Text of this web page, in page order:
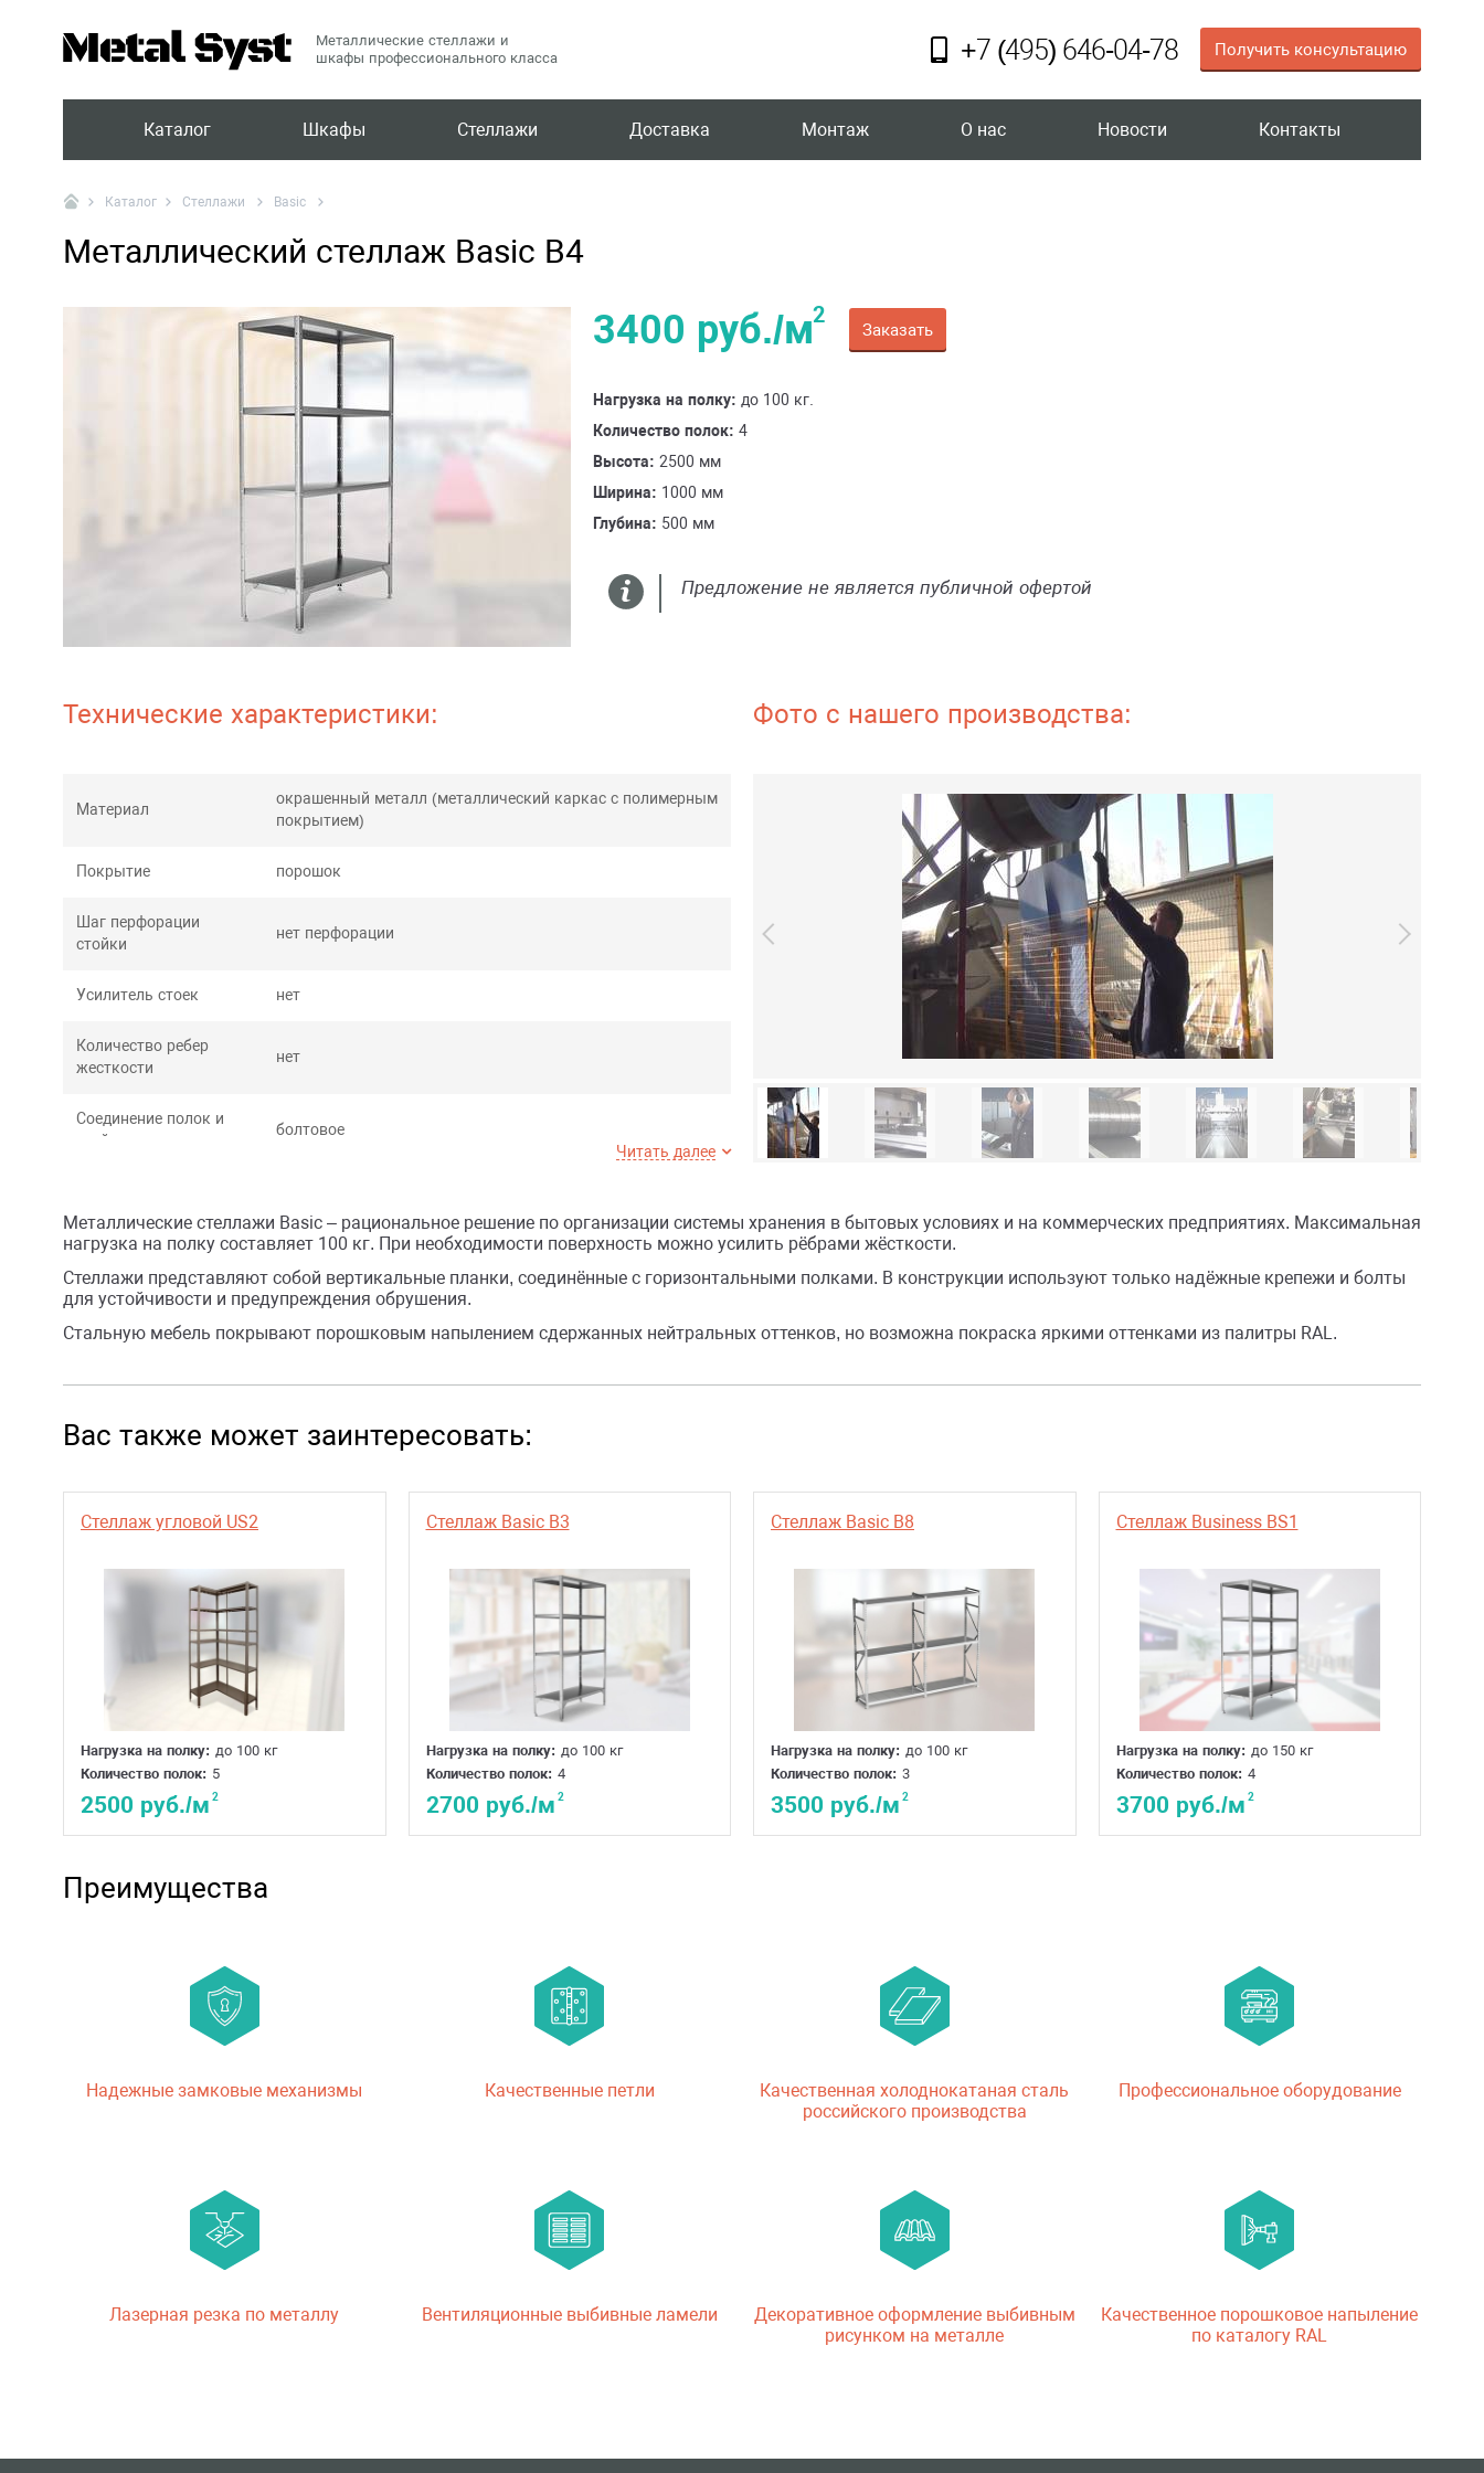
Металлические стеллажи и
шкафы профессионального класса
+7 (495) 646-04-78 Получить консультацию
Каталог Шкафы Стеллажи Доставка Монтаж О нас Новости Контакты
Каталог Стеллажи Basic
Металлический стеллаж Basic B4
3400 руб./м2
Заказать
Нагрузка на полку: до 100 кг.
Количество полок: 4
Высота: 2500 мм
Ширина: 1000 мм
Глубина: 500 мм
Предложение не является публичной офертой
Технические характеристики:
Материал
окрашенный металл (металлический каркас с полимерным
покрытием)
Покрытие порошок
Шаг перфорации
стойки
нет перфорации
Усилитель стоек нет
Количество ребер
жесткости
нет
Соединение полок и
стойки
болтовое
Читать далее
Фото с нашего производства:
Металлические стеллажи Basic – рациональное решение по организации системы хранения в бытовых условиях и на коммерческих предприятиях. Максимальная
нагрузка на полку составляет 100 кг. При необходимости поверхность можно усилить рёбрами жёсткости.
Стеллажи представляют собой вертикальные планки, соединённые с горизонтальными полками. В конструкции используют только надёжные крепежи и болты
для устойчивости и предупреждения обрушения.
Стальную мебель покрывают порошковым напылением сдержанных нейтральных оттенков, но возможна покраска яркими оттенками из палитры RAL.
Вас также может заинтересовать:
Стеллаж угловой US2
Нагрузка на полку: до 100 кг
Количество полок: 5
2500 руб./м 2
Стеллаж Basic B3
Нагрузка на полку: до 100 кг
Количество полок: 4
2700 руб./м 2
Стеллаж Basic B8
Нагрузка на полку: до 100 кг
Количество полок: 3
3500 руб./м 2
Стеллаж Business BS1
Нагрузка на полку: до 150 кг
Количество полок: 4
3700 руб./м 2
Преимущества
Надежные замковые механизмы Качественные петли
Качественная холоднокатаная сталь
российского производства
Профессиональное оборудование
Лазерная резка по металлу Вентиляционные выбивные ламели
Декоративное оформление выбивным
рисунком на металле
Качественное порошковое напыление
по каталогу RAL